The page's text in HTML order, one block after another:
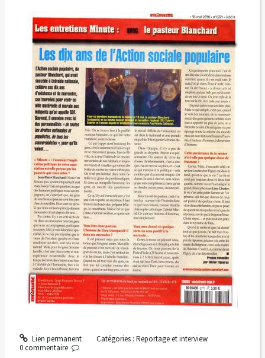
Lien permanent Catégories : Reportage et interview
0 commentaire